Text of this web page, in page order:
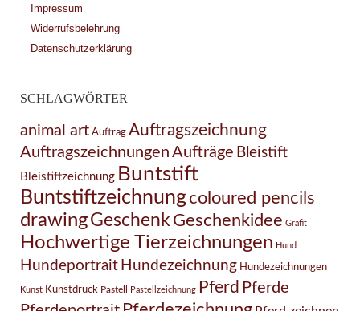
Impressum
Widerrufsbelehrung
Datenschutzerklärung
SCHLAGWÖRTER
animal art Auftrag Auftragszeichnung
Auftragszeichnungen Aufträge Bleistift
Bleistiftzeichnung Buntstift
Buntstiftzeichnungcoloured pencils
drawingGeschenk Geschenkidee Grafit
Hochwertige Tierzeichnungen Hund
Hundeportrait Hundezeichnung Hundezeichnungen
Kunst Kunstdruck Pastell Pastellzeichnung Pferd Pferde